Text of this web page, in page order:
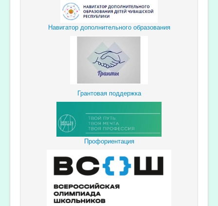
Навигатор дополнительного образования
Грантовая поддержка
Профориентация